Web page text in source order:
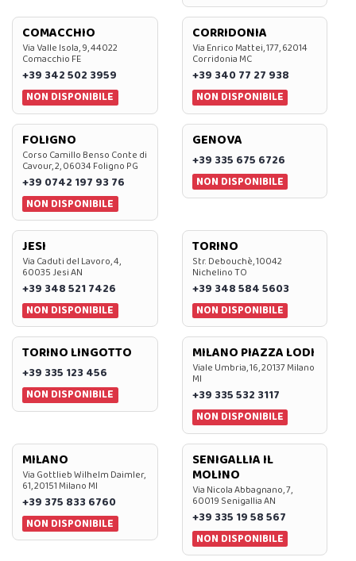
COMACCHIO
Via Valle Isola, 9, 44022
Comacchio FE
+39 342 502 3959
NON DISPONIBILE
CORRIDONIA
Via Enrico Mattei, 177, 62014
Corridonia MC
+39 340 77 27 938
NON DISPONIBILE
FOLIGNO
Corso Camillo Benso Conte di
Cavour, 2, 06034 Foligno PG
+39 0742 197 93 76
NON DISPONIBILE
GENOVA
+39 335 675 6726
NON DISPONIBILE
JESI
Via Caduti del Lavoro, 4,
60035 Jesi AN
+39 348 521 7426
NON DISPONIBILE
TORINO
Str. Debouchè, 10042
Nichelino TO
+39 348 584 5603
NON DISPONIBILE
TORINO LINGOTTO
+39 335 123 456
NON DISPONIBILE
MILANO PIAZZA LODI
Viale Umbria, 16, 20137 Milano
MI
+39 335 532 3117
NON DISPONIBILE
MILANO
Via Gottlieb Wilhelm Daimler,
61, 20151 Milano MI
+39 375 833 6760
NON DISPONIBILE
SENIGALLIA IL
MOLINO
Via Nicola Abbagnano, 7,
60019 Senigallia AN
+39 335 19 58 567
NON DISPONIBILE